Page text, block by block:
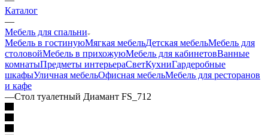
Каталог
—
Мебель для спальни
Мебель в гостинуюМягкая мебельДетская мебельМебель для
столовойМебель в прихожуюМебель для кабинетовВанные
комнатыПредметы интерьераСветКухниГардеробные
шкафыУличная мебельОфисная мебельМебель для ресторанов
и кафе
—Стол туалетный Диамант FS_712